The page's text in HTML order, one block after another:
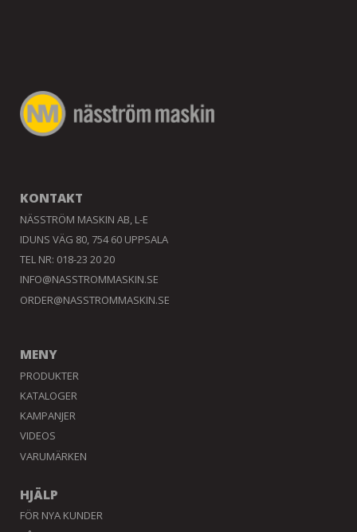
KONTAKT
NÄSSTRÖM MASKIN AB, L-E
IDUNS VÄG 80, 754 60 UPPSALA
TEL NR: 018-23 20 20
INFO@NASSTROMMASKIN.SE
ORDER@NASSTROMMASKIN.SE
MENY
PRODUKTER
KATALOGER
KAMPANJER
VIDEOS
VARUMÄRKEN
HJÄLP
FÖR NYA KUNDER